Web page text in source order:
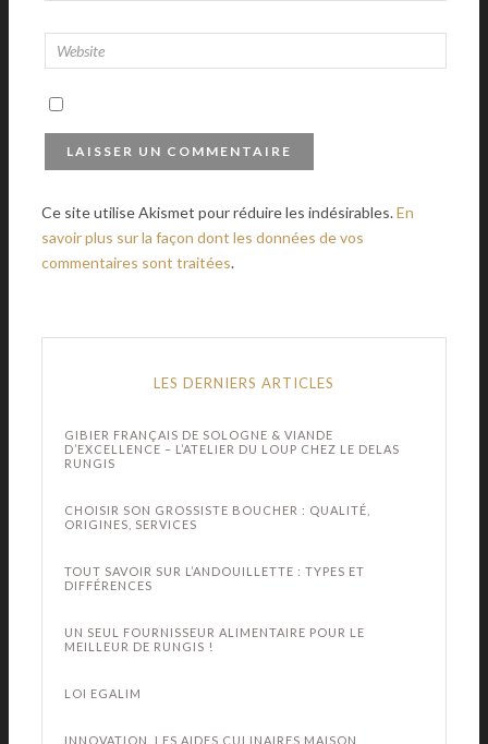
Ce site utilise Akismet pour réduire les indésirables.En
savoir plus sur la façon dont les données de vos
commentaires sont traitées.
LES DERNIERS ARTICLES
GIBIER FRANÇAIS DE SOLOGNE & VIANDE
D’EXCELLENCE – L’ATELIER DU LOUP CHEZ LE DELAS
RUNGIS
CHOISIR SON GROSSISTE BOUCHER : QUALITÉ,
ORIGINES, SERVICES
TOUT SAVOIR SUR L’ANDOUILLETTE : TYPES ET
DIFFÉRENCES
UN SEUL FOURNISSEUR ALIMENTAIRE POUR LE
MEILLEUR DE RUNGIS !
LOI EGALIM
INNOVATION, LES AIDES CULINAIRES MAISON